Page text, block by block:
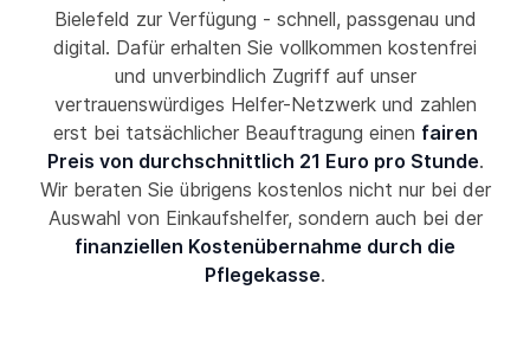
Bielefeld zur Verfügung - schnell, passgenau und
digital. Dafür erhalten Sie vollkommen kostenfrei
und unverbindlich Zugriff auf unser
vertrauenswürdiges Helfer-Netzwerk und zahlen
erst bei tatsächlicher Beauftragung einen fairen
Preis von durchschnittlich 21 Euro pro Stunde.
Wir beraten Sie übrigens kostenlos nicht nur bei der
Auswahl von Einkaufshelfer, sondern auch bei der
finanziellen Kostenübernahme durch die
Pflegekasse.